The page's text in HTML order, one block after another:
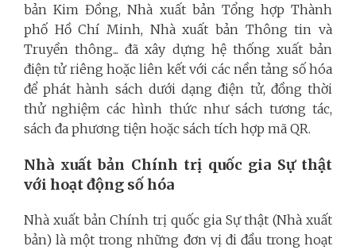
bản Kim Đồng, Nhà xuất bản Tổng hợp Thành
phố Hồ Chí Minh, Nhà xuất bản Thông tin và
Truyền thông... đã xây dựng hệ thống xuất bản
điện tử riêng hoặc liên kết với các nền tảng số hóa
để phát hành sách dưới dạng điện tử, đồng thời
thử nghiệm các hình thức như sách tương tác,
sách đa phương tiện hoặc sách tích hợp mã QR.
Nhà xuất bản Chính trị quốc gia Sự thật
với hoạt động số hóa
Nhà xuất bản Chính trị quốc gia Sự thật (Nhà xuất
bản) là một trong những đơn vị đi đầu trong hoạt